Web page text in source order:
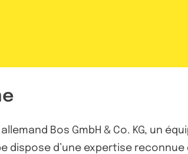
Bos GmbH & Co. KG, un
dispose d’une expertise